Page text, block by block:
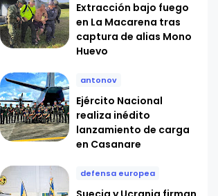
Extracción bajo fuego
en La Macarena tras
captura de alias Mono
Huevo
antonov
Ejército Nacional
realiza inédito
lanzamiento de carga
en Casanare
defensa europea